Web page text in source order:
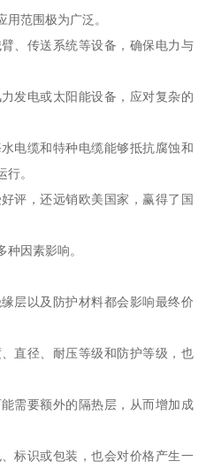
范围极为广泛。
、传送系统等设备，确保电力与
发电或太阳能设备，应对复杂的
电缆和特种电缆能够抵抗腐蚀和
。
评，还远销欧美国家，赢得了国
因素影响。
层以及防护材料都会影响最终价
直径、耐压等级和防护等级，也
需要额外的隔热层，从而增加成
标识或包装，也会对价格产生一